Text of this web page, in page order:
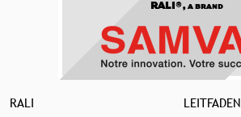
RALI®,A BRAND
RALI LEITFADEN